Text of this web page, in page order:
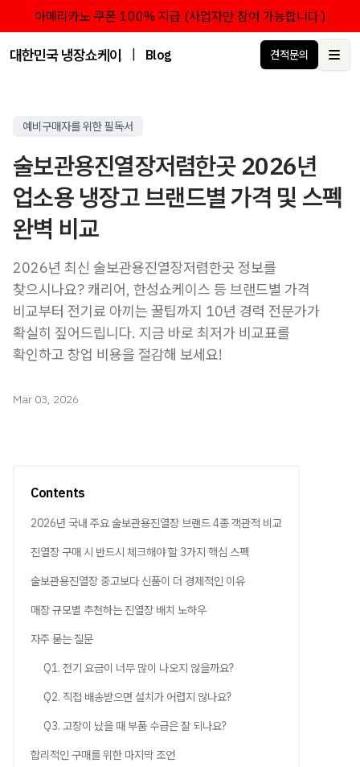
아메리카노 쿠폰 100% 지급 (사업자만 참여 가능합니다.)
대한민국 냉장쇼케이스 점유율 1위 브랜드 한성쇼케이스
Blog 견적문의
예비구매자를 위한 필독서
술보관용진열장저렴한곳 2026년
업소용 냉장고 브랜드별 가격 및 스펙
완벽 비교
2026년 최신 술보관용진열장저렴한곳 정보를
찾으시나요? 캐리어, 한성쇼케이스 등 브랜드별 가격
비교부터 전기료 아끼는 꿀팁까지 10년 경력 전문가가
확실히 짚어드립니다. 지금 바로 최저가 비교표를
확인하고 창업 비용을 절감해 보세요!
Mar 03, 2026
Contents
2026년 국내 주요 술보관용진열장 브랜드 4종 객관적 비교
진열장 구매 시 반드시 체크해야 할 3가지 핵심 스펙
술보관용진열장 중고보다 신품이 더 경제적인 이유
매장 규모별 추천하는 진열장 배치 노하우
자주 묻는 질문
Q1. 전기 요금이 너무 많이 나오지 않을까요?
Q2. 직접 배송받으면 설치가 어렵지 않나요?
Q3. 고장이 났을 때 부품 수급은 잘 되나요?
합리적인 구매를 위한 마지막 조언